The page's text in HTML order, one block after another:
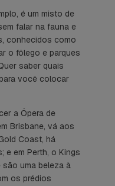
é um misto de
falar na fauna e
conhecidos como
o fôlego e parques
saber quais
você colocar
a Ópera de
Brisbane, vá aos
Coast, há
e em Perth, o Kings
são uma beleza à
os prédios